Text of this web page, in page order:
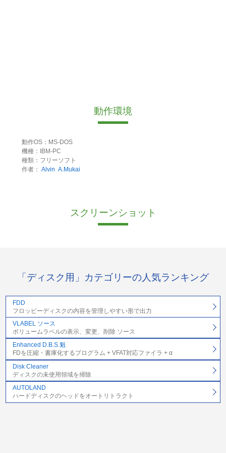
動作環境
動作OS：MS-DOS
機種：IBM-PC
種類：フリーソフト
作者： Alvin A.Mukai
スクリーンショット
「ディスク用」カテゴリーの人気ランキング
FDD
フロッピーディスクの内容を管理しやすい形で出力
VLABEL ソース
ボリュームラベルの表示、変更、削除 ソース
Enhanced D.B.S.魁
FDを圧縮・書庫化するプログラム + VFAT対応ファイラ + α
Disk Cleaner
ディスクの未使用領域を掃除
AUTOLAND
ハードディスクのヘッドをオートリトラクト